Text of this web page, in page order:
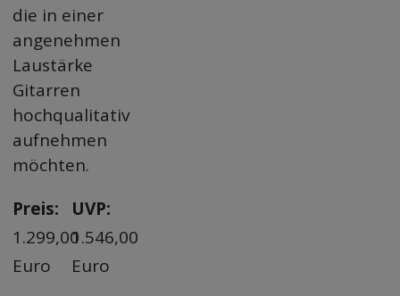
die in einer
angenehmen
Laustärke
Gitarren
hochqualitativ
aufnehmen
möchten.
Preis:
1.299,00
Euro
UVP:
1.546,00
Euro